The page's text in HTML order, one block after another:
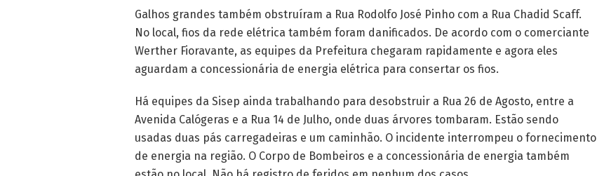
Galhos grandes também obstruíram a Rua Rodolfo José Pinho com a Rua Chadid Scaff.
No local, fios da rede elétrica também foram danificados. De acordo com o comerciante
Werther Fioravante, as equipes da Prefeitura chegaram rapidamente e agora eles
aguardam a concessionária de energia elétrica para consertar os fios.
Há equipes da Sisep ainda trabalhando para desobstruir a Rua 26 de Agosto, entre a
Avenida Calógeras e a Rua 14 de Julho, onde duas árvores tombaram. Estão sendo
usadas duas pás carregadeiras e um caminhão. O incidente interrompeu o fornecimento
de energia na região. O Corpo de Bombeiros e a concessionária de energia também